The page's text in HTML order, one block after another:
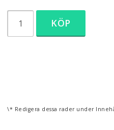
KÖP
\* Redigera dessa rader under